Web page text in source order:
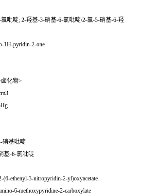
吡啶; 2-羟基-3-硝基-6-氯吡啶/2-氯-5-硝基-6-羟
1H-pyridin-2-one
化物>
硝基吡啶
基-6-氯吡啶
(6-ethenyl-3-nitropyridin-2-yl)oxyacetate
6-methoxypyridine-2-carboxylate